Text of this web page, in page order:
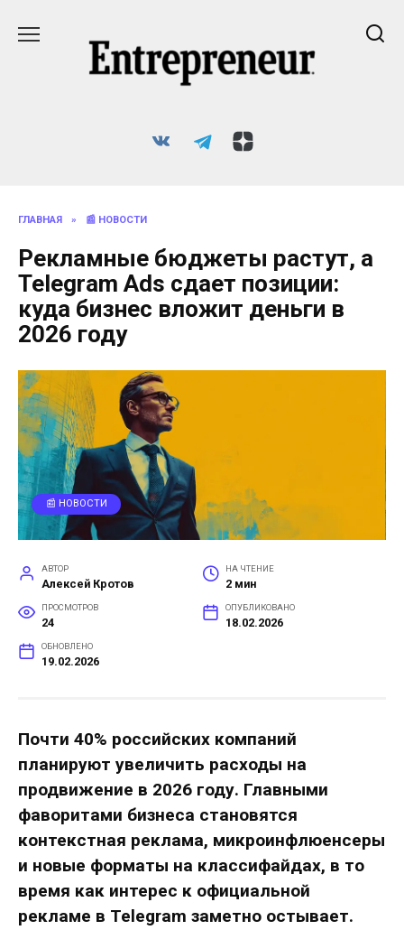
ГЛАВНАЯ » 📰 НОВОСТИ
Рекламные бюджеты растут, а
Telegram Ads сдает позиции:
куда бизнес вложит деньги в
2026 году
📰 НОВОСТИ
АВТОР
Алексей Кротов
НА ЧТЕНИЕ
2 мин
ПРОСМОТРОВ
24
ОПУБЛИКОВАНО
18.02.2026
ОБНОВЛЕНО
19.02.2026
Почти 40% российских компаний
планируют увеличить расходы на
продвижение в 2026 году. Главными
фаворитами бизнеса становятся
контекстная реклама, микроинфлюенсеры
и новые форматы на классифайдах, в то
время как интерес к официальной
рекламе в Telegram заметно остывает.